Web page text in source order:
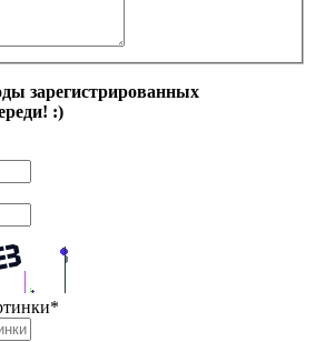
зарегистрированных
:)
*